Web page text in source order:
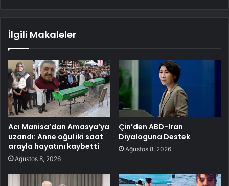
İlgili Makaleler
Acı Manisa’dan Amasya’ya
uzandı: Anne oğul iki saat
arayla hayatını kaybetti
Ağustos 8, 2026
Çin’den ABD-Iran
Diyaloguna Destek
Ağustos 8, 2026